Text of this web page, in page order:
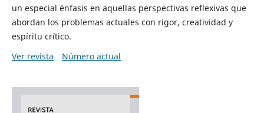
un especial énfasis en aquellas perspectivas reflexivas que
abordan los problemas actuales con rigor, creatividad y
espíritu crítico.
Ver revista
Número actual